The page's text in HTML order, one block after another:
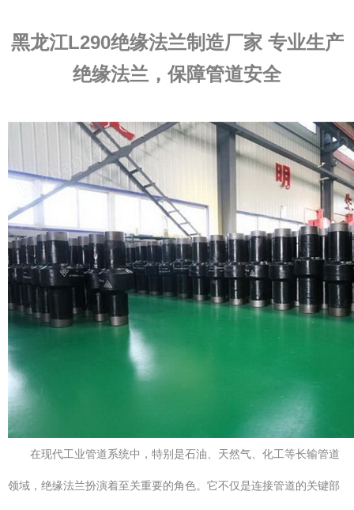
黑龙江L290绝缘法兰制造厂家 专业生产
绝缘法兰，保障管道安全
在现代工业管道系统中，特别是石油、天然气、化工等长输管道
领域，绝缘法兰扮演着至关重要的角色。它不仅是连接管道的关键部